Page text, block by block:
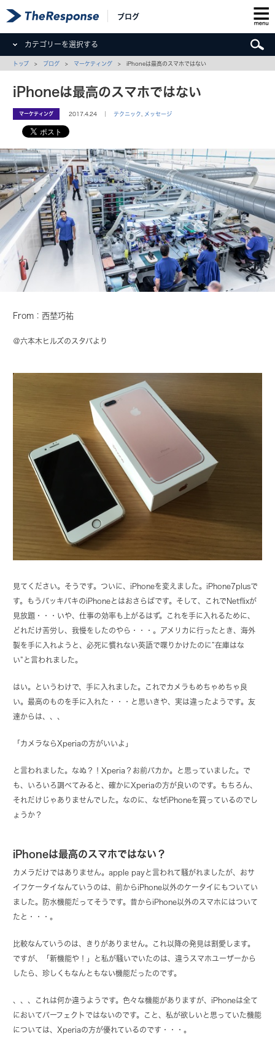
ブログ
カテゴリーを選択する
トップ > ブログ > マーケティング > iPhoneは最高のスマホではない
iPhoneは最高のスマホではない
マーケティング 2017.4.24 ｜テクニック メッセージ
From：西埜巧祐
＠六本木ヒルズのスタバより
見てください。そうです。ついに、iPhoneを変えました。iPhone7plusで
す。もうバッキバキのiPhoneとはおさらばです。そして、これでNetflixが
見放題・・・いや、仕事の効率も上がるはず。これを手に入れるために、
どれだけ苦労し、我慢をしたのやら・・・。アメリカに行ったとき、海外
製を手に入れようと、必死に慣れない英語で喋りかけたのに”在庫はな
い”と言われました。
はい。というわけで、手に入れました。これでカメラもめちゃめちゃ良
い。最高のものを手に入れた・・・と思いきや、実は違ったようです。友
達からは、、、
「カメラならXperiaの方がいいよ」
と言われました。なぬ？！Xperia？お前バカか。と思っていました。で
も、いろいろ調べてみると、確かにXperiaの方が良いのです。もちろん、
それだけじゃありませんでした。なのに、なぜiPhoneを買っているのでし
ょうか？
iPhoneは最高のスマホではない？
カメラだけではありません。apple payと言われて騒がれましたが、おサ
イフケータイなんていうのは、前からiPhone以外のケータイにもついてい
ました。防水機能だってそうです。昔からiPhone以外のスマホにはついて
たと・・・。
比較なんていうのは、きりがありません。これ以降の発見は割愛します。
ですが、「新機能や！」と私が騒いでいたのは、違うスマホユーザーから
したら、珍しくもなんともない機能だったのです。
、、、これは何か違うようです。色々な機能がありますが、iPhoneは全て
においてパーフェクトではないのです。こと、私が欲しいと思っていた機能
については、Xperiaの方が優れているのです・・・。